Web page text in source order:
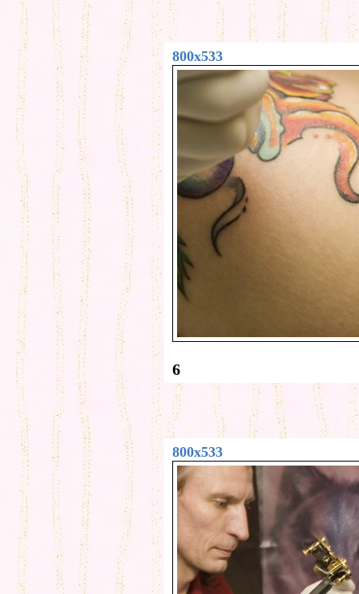
800x533
6
800x533